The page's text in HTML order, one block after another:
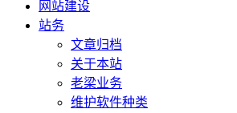
网站建设
站务
文章归档
关于本站
老梁业务
维护软件种类